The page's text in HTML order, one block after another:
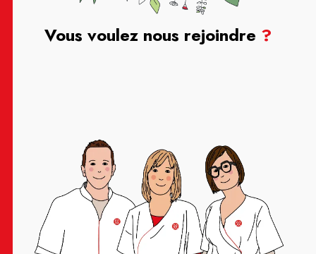
Vous voulez nous rejoindre ?